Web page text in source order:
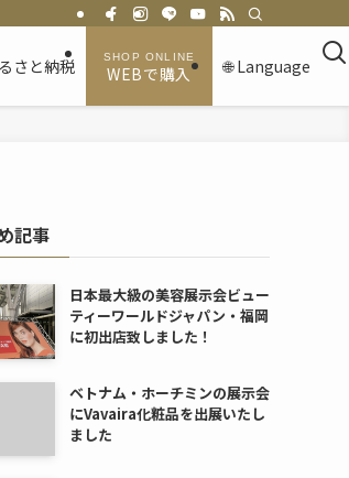
さと納税 WEBで購入 🌐 Language
記事
日本最大級の美容展示会ビュー
ティーワールドジャパン・福岡
に初出店致しました！
ベトナム・ホーチミンの展示会
にVavaira化粧品を出展いたし
ました